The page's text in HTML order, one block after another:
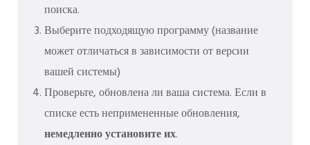
поиска.
Выберите подходящую программу (название
может отличаться в зависимости от версии
вашей системы)
Проверьте, обновлена ​​ли ваша система. Если в
списке есть непримененные обновления,
немедленно установите их.